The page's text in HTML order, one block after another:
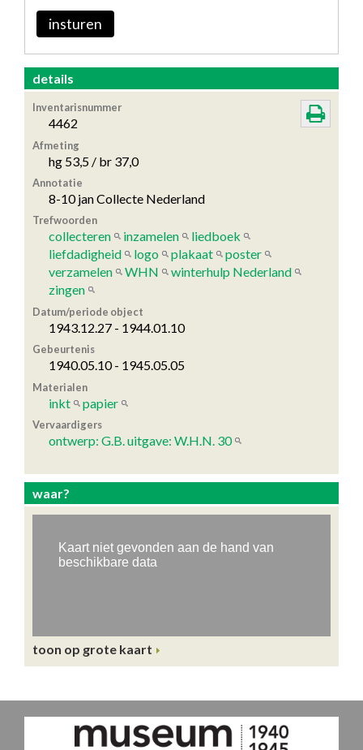
insturen
details
Inventarisnummer
4462
Afmeting
hg 53,5 / br 37,0
Annotatie
8-10 jan Collecte Nederland
Trefwoorden
collecteren inzamelen
liedboek
liefdadigheid
logo plakaat
poster
verzamelen
WHN
winterhulp Nederland
zingen
Datum/periode object
1943.12.27 - 1944.01.10
Gebeurtenis
1940.05.10 - 1945.05.05
Materialen
inkt papier
Vervaardigers
ontwerp: G.B. uitgave: W.H.N. 30
waar?
toon op grote kaart